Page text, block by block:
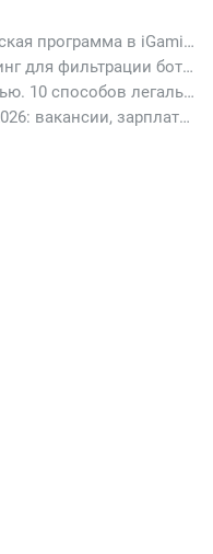
PIN-UP Partners: ведущая партнерская программа в iGaming
Cloaking House: облачный клоакинг для фильтрации ботов FB и Google Ads — гайд PHP-интеграции 2026
Ломай авторское право полностью. 10 способов легально добавить любимый трек в свой креатив
Карьера в арбитраже трафика в 2026: вакансии, зарплаты и как начать